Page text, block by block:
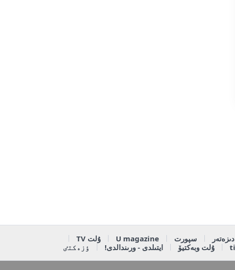
دىزەتەر سپورت U magazine
ۇلت TV
ۇلت وبەكتيۆ ايتىلدى - ورىندالدى! ٶزەكتٸ